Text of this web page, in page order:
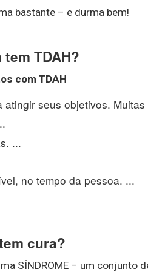
bastante – e durma bem!
TDAH?
com TDAH
atingir seus objetivos.
...
no tempo da pessoa. ...
cura?
SÍNDROME – um conjunto